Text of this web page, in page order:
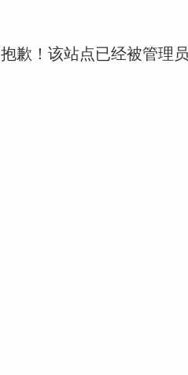
抱歉！该站点已经被管理